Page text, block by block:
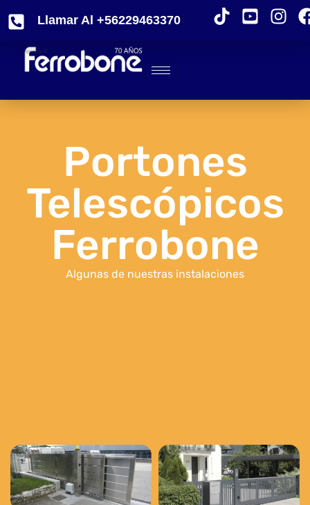
Llamar Al +56229463370
Portones
Telescópicos
Ferrobone
Algunas de nuestras instalaciones